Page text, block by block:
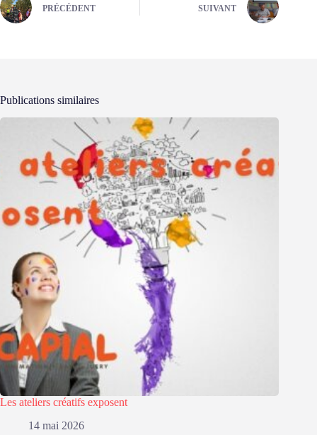
PRÉCÉDENT SUIVANT
Publications similaires
Les ateliers créatifs exposent
14 mai 2026